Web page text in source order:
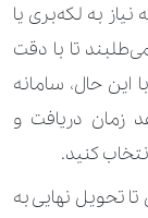
400.000 تومان
330.000 تومان
به لکه‌بری یا
تا با دقت
این ‌حال، سامانه
زمان دریافت و
کنید.
تحویل نهایی به